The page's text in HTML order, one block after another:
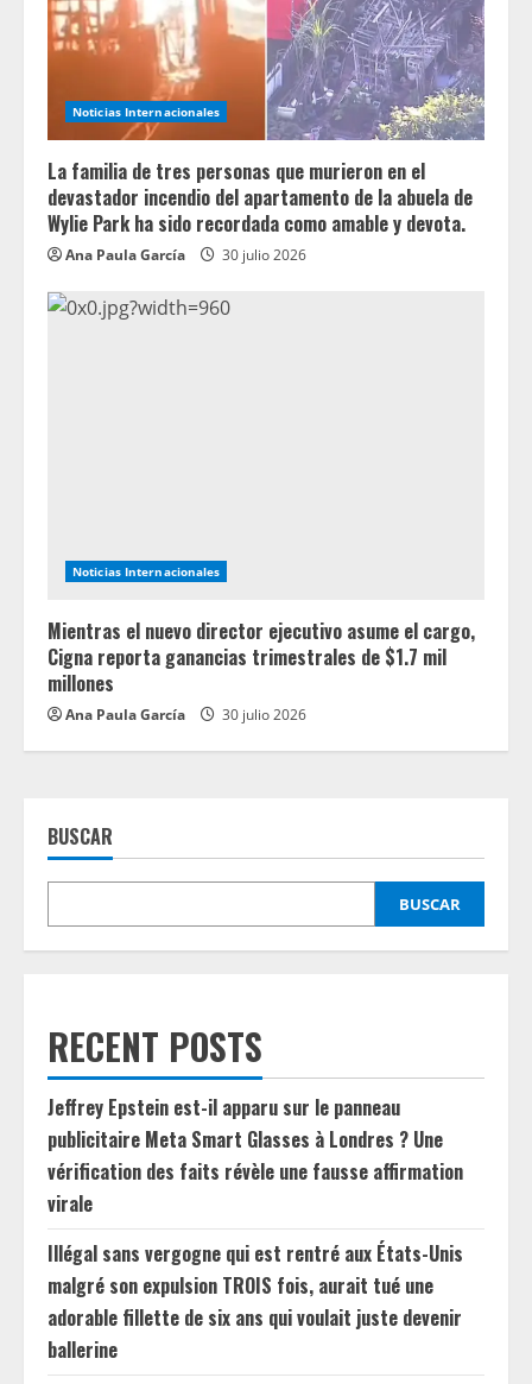
Noticias Internacionales
La familia de tres personas que murieron en el
devastador incendio del apartamento de la abuela de
Wylie Park ha sido recordada como amable y devota.
Ana Paula García 30 julio 2026
Noticias Internacionales
Mientras el nuevo director ejecutivo asume el cargo,
Cigna reporta ganancias trimestrales de $1.7 mil
millones
Ana Paula García 30 julio 2026
BUSCAR
BUSCAR
RECENT POSTS
Jeffrey Epstein est-il apparu sur le panneau
publicitaire Meta Smart Glasses à Londres ? Une
vérification des faits révèle une fausse affirmation
virale
Illégal sans vergogne qui est rentré aux États-Unis
malgré son expulsion TROIS fois, aurait tué une
adorable fillette de six ans qui voulait juste devenir
ballerine